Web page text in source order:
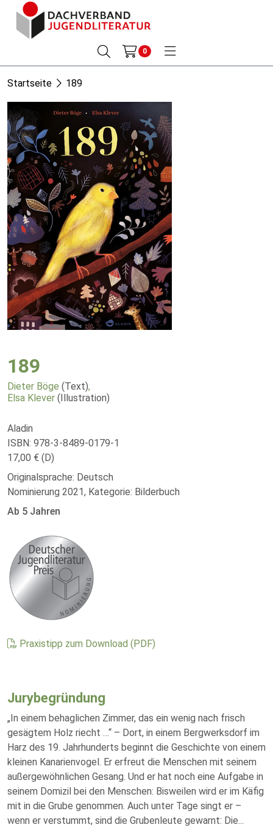
0
Startseite 189
189
Dieter Böge (Text),
Elsa Klever (Illustration)
Aladin
ISBN: 978-3-8489-0179-1
17,00 € (D)
Originalsprache: Deutsch
Nominierung 2021, Kategorie: Bilderbuch
Ab 5 Jahren
Praxistipp zum Download (PDF)
Jurybegründung
„In einem behaglichen Zimmer, das ein wenig nach frisch
gesägtem Holz riecht …“ – Dort, in einem Bergwerksdorf im
Harz des 19. Jahrhunderts beginnt die Geschichte von einem
kleinen Kanarienvogel. Er erfreut die Menschen mit seinem
außergewöhnlichen Gesang. Und er hat noch eine Aufgabe in
seinem Domizil bei den Menschen: Bisweilen wird er im Käfig
mit in die Grube genommen. Auch unter Tage singt er –
wenn er verstummt, sind die Grubenleute gewarnt: Die...